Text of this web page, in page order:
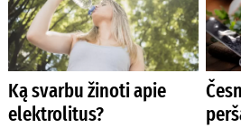
Ką svarbu žinoti apie
elektrolitus?